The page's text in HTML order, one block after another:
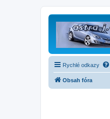
Rychlé odkazy
Obsah fóra